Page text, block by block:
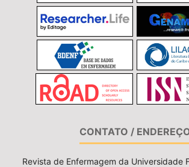
CONTATO /
Revista de Enfermagem da Universidade